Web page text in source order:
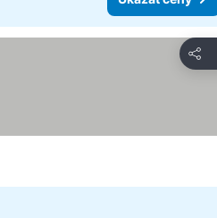
Sdílet